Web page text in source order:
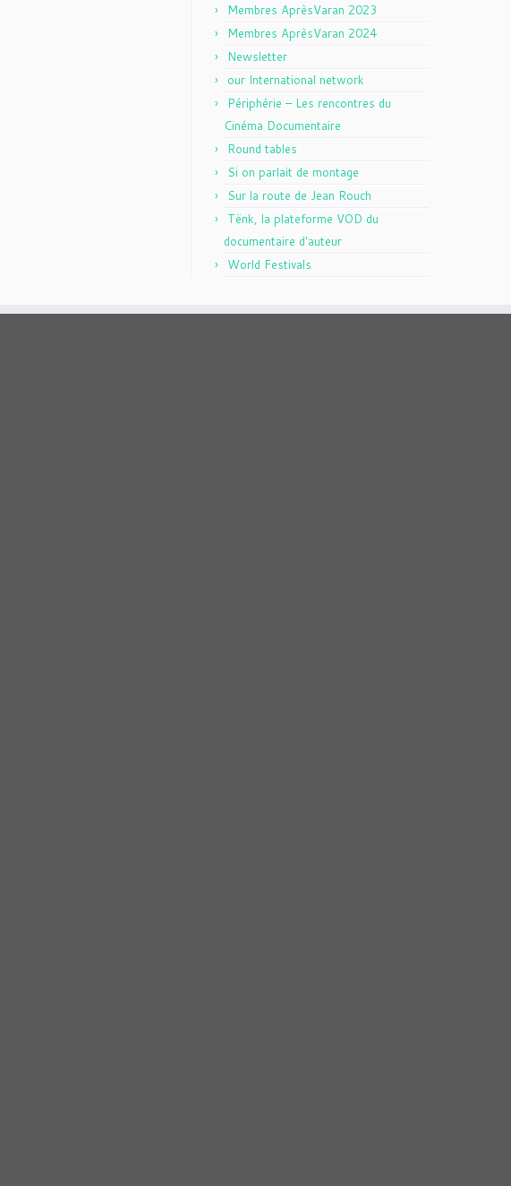
Membres AprèsVaran 2023
Membres AprèsVaran 2024
Newsletter
our International network
Périphérie – Les rencontres du
Cinéma Documentaire
Round tables
Si on parlait de montage
Sur la route de Jean Rouch
Tënk, la plateforme VOD du
documentaire d'auteur
World Festivals